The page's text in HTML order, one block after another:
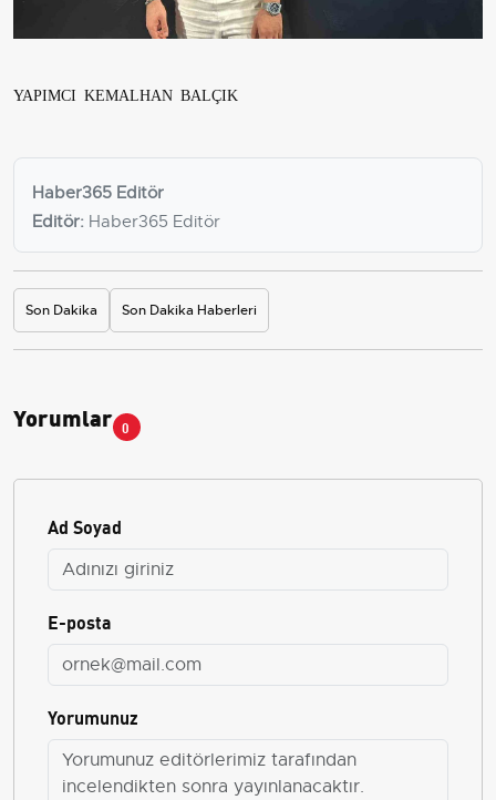
YAPIMCI KEMALHAN BALÇIK
Haber365 Editör
Editör: Haber365 Editör
Son Dakika Son Dakika Haberleri
Yorumlar 0
Ad Soyad
E-posta
Yorumunuz